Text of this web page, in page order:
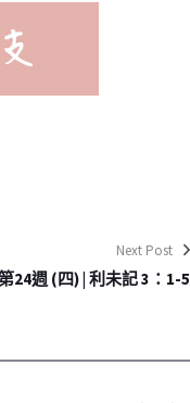
Next Post
24週 (四) | 利未記 3：1-5